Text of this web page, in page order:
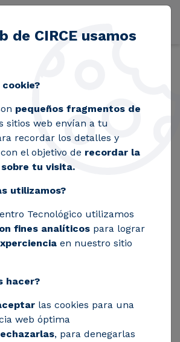
ambientales en naves industriales:
en
si tu
sigue
(o no)
de tu nave industrial los
en el Real
de CIRCE usamos
cookie?
pequeños fragmentos de
sitios web envían a tu
recordar los detalles y
el objetivo de recordar la
tu visita.
utilizamos?
Tecnológico utilizamos
fines analíticos para lograr
en nuestro sitio
hacer?
las cookies para una
web óptima
, para denegarlas